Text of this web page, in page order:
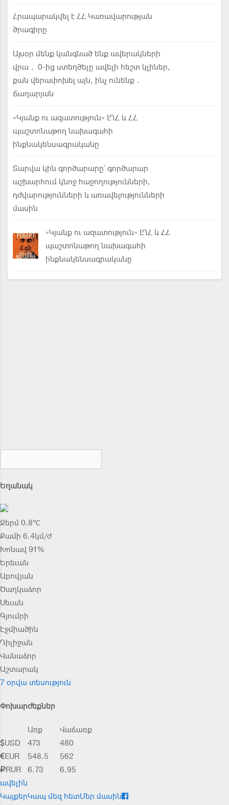
Հրապարակվել է ՀՀ Կառավարության
ծրագիրը
Այսօր մենք կանգնած ենք ավերակների
վրա․ 0-ից ստեղծելը ավելի հեշտ կլիներ,
քան վերափոխել այն, ինչ ունենք․
Ճաղարյան
«Կյանք ու ազատություն» ԼՂՀ և ՀՀ
պաշտոնաթող նախագահի
ինքնակենսագրականը
Տարվա կին գործարարը՝ գործարար
աշխարհում կնոջ հաջողությունների,
դժվարությունների և առավելությունների
մասին
«Կյանք ու ազատություն» ԼՂՀ և ՀՀ
պաշտոնաթող նախագահի
ինքնակենսագրականը
Եղանակ
Ջերմ 0.8℃
Քամի 6.4կմ/ժ
Խոնավ 91%
Երեւան
Աբովյան
Ծաղկաձոր
Սեւան
Գյումրի
Էջմիածին
Դիլիջան
Վանաձոր
Աշտարակ
7 օրվա տեսություն
Փոխարժեքներ
Առք
Վաճառք
USD
473
480
EUR
548.5
562
RUR
6.73
6.95
ավելին
ԿայքերԿապ մեզ հետՄեր մասին